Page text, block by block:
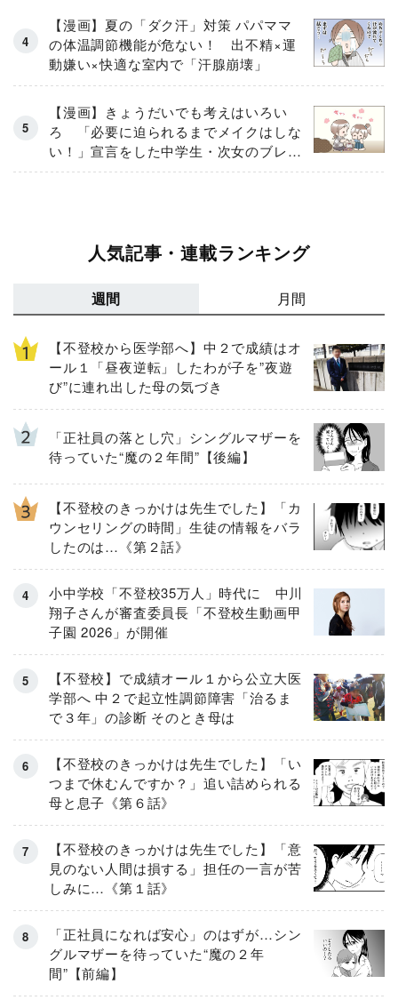
【漫画】夏の「ダク汗」対策 パパママ
の体温調節機能が危ない！ 出不精×運
動嫌い×快適な室内で「汗腺崩壊」
【漫画】きょうだいでも考えはいろい
ろ 「必要に迫られるまでメイクはしな
い！」宣言をした中学生・次女のブレな
い信念
人気記事・連載ランキング
週間 月間
【不登校から医学部へ】中２で成績はオ
ール１「昼夜逆転」したわが子を”夜遊
び”に連れ出した母の気づき
「正社員の落とし穴」シングルマザーを
待っていた“魔の２年間”【後編】
【不登校のきっかけは先生でした】「カ
ウンセリングの時間」生徒の情報をバラ
したのは…《第２話》
小中学校「不登校35万人」時代に 中川
翔子さんが審査委員長「不登校生動画甲
子園 2026」が開催
【不登校】で成績オール１から公立大医
学部へ 中２で起立性調節障害「治るま
で３年」の診断 そのとき母は
【不登校のきっかけは先生でした】「い
つまで休むんですか？」追い詰められる
母と息子《第６話》
【不登校のきっかけは先生でした】「意
見のない人間は損する」担任の一言が苦
しみに…《第１話》
「正社員になれば安心」のはずが…シン
グルマザーを待っていた“魔の２年
間”【前編】